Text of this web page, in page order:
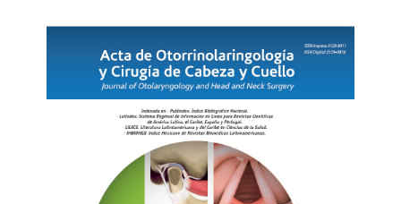
Barra
lateral
del
artículo